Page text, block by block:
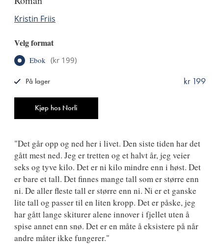
Kristin Friis
Velg format
Ebok (kr 199)
Kjøp hos Norli
kr 199
På lager
"Det går opp og ned her i livet. Den siste tiden har det
gått mest ned. Jeg er tretten og et halvt år, jeg veier
seks og tyve kilo. Det er ni kilo mindre enn i høst. Det
er bare et tall. Det finnes mange tall som er større enn
ni. De aller fleste tall er større enn ni. Ni er et ganske
lite tall og passer til en liten kropp. Det er påske, jeg
har gått lange skiturer alene innover i fjellet uten å
spise annet enn snø. Det er en måte å eksistere på når
andre måter ikke fungerer."